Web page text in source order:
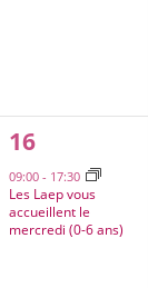
1
évènement,
16
09:00- 17:30
Les Laep vous
accueillent le
mercredi (0-6 ans)